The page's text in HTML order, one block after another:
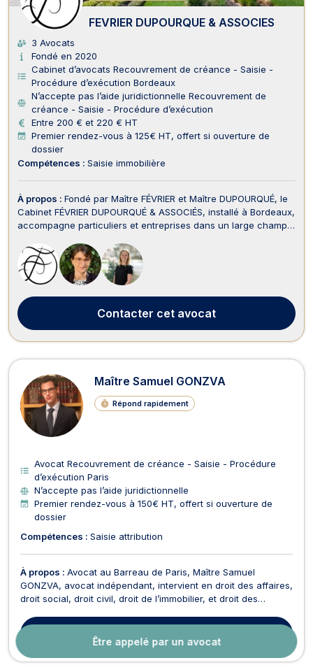
Être appelé par un avocat
FEVRIER DUPOURQUE & ASSOCIES
3 Avocats
Fondé en 2020
Cabinet d’avocats Recouvrement de créance - Saisie -
Procédure d’exécution Bordeaux
N’accepte pas l’aide juridictionnelle Recouvrement de
créance - Saisie - Procédure d’exécution
Entre 200 € et 220 € HT
Premier rendez-vous à 125€ HT, offert si ouverture de
dossier
Compétences : Saisie immobilière
À propos : Fondé par Maître FÉVRIER et Maître DUPOURQUÉ, le
Cabinet FÉVRIER DUPOURQUÉ & ASSOCIÉS, installé à Bordeaux,
accompagne particuliers et entreprises dans un large champ
des assurances et en droit du dommage corporel et
indemnisation des victimes, Maîtres FÉVRIER ...
Contacter cet avocat
Maître Samuel GONZVA
Répond rapidement
Avocat Recouvrement de créance - Saisie - Procédure
d’exécution Paris
N’accepte pas l’aide juridictionnelle
Premier rendez-vous à 150€ HT, offert si ouverture de
dossier
Compétences : Saisie attribution
À propos : Avocat au Barreau de Paris, Maître Samuel
GONZVA, avocat indépendant, intervient en droit des affaires,
droit social, droit civil, droit de l’immobilier, et droit des
mettant au service de votre dossier sa pratique du
contentieux, sa connaissance de la procédure civi...
Contacter